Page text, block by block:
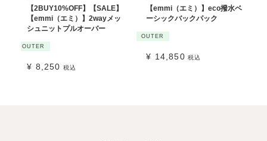
【2BUY10%OFF】【SALE】
【emmi（エミ）】2wayメッ
シュニットプルオーバー
OUTER
¥ 8,250 税込
【emmi（エミ）】eco撥水ベ
ーシックバックパック
OUTER
¥ 14,850 税込